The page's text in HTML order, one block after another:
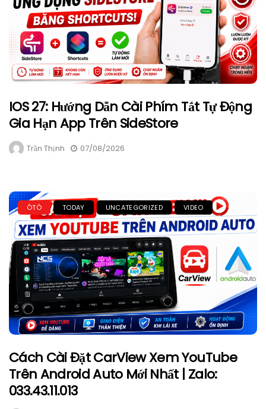
IOS 27: Hướng Dẫn Cài Phím Tắt Tự Động
Gia Hạn App Trên SideStore
Trần Thịnh 07/08/2026
ÔTÔ TODAY UNCATEGORIZED VIDEO
Cách Cài Đặt CarView Xem YouTube
Trên Android Auto Mới Nhất | Zalo:
033.43.11.013